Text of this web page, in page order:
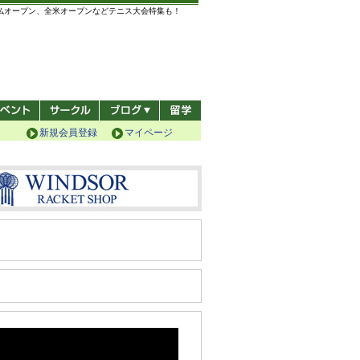
ープン、全米オープンなどテニス大会特集も！
マイページ
新規会員登録